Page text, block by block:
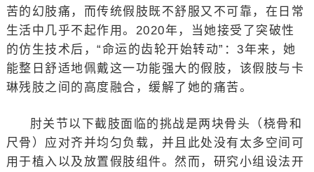
苦的幻肢痛，而传统假肢既不舒服又不可靠，在日常
生活中几乎不起作用。2020年，当她接受了突破性
的仿生技术后，“命运的齿轮开始转动”：3年来，她
能整日舒适地佩戴这一功能强大的假肢，该假肢与卡
琳残肢之间的高度融合，缓解了她的痛苦。
肘关节以下截肢面临的挑战是两块骨头（桡骨和
尺骨）应对齐并均匀负载，并且此处没有太多空间可
用于植入以及放置假肢组件。然而，研究小组设法开